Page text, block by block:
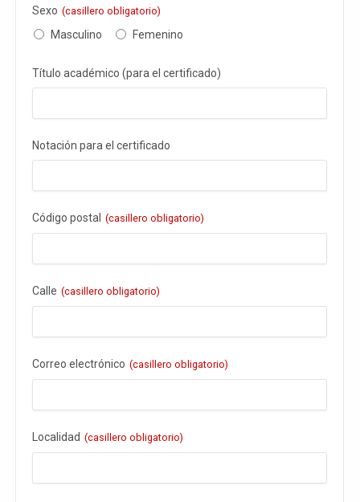
Sexo (casillero obligatorio)
Masculino Femenino
Título académico (para el certificado)
Notación para el certificado
Código postal (casillero obligatorio)
Calle (casillero obligatorio)
Correo electrónico (casillero obligatorio)
Localidad (casillero obligatorio)